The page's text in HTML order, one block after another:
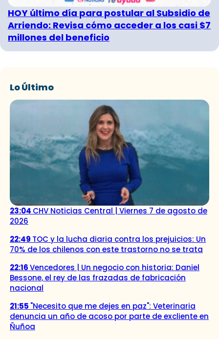
HOY último día para postular al Subsidio de
Arriendo: Revisa cómo acceder a los casi $7
millones del beneficio
Lo Último
23:04 CHV Noticias Central | Viernes 7 de agosto de
2026
22:49 TOC y la lucha diaria contra los prejuicios: Un
70% de los chilenos con este trastorno no se trata
22:16Vencedores | Un negocio con historia: Daniel
Bessone, el rey de las frazadas de fabricación
nacional
21:55 "Necesito que me dejes en paz": Veterinaria
denuncia un año de acoso por parte de excliente en
Ñuñoa